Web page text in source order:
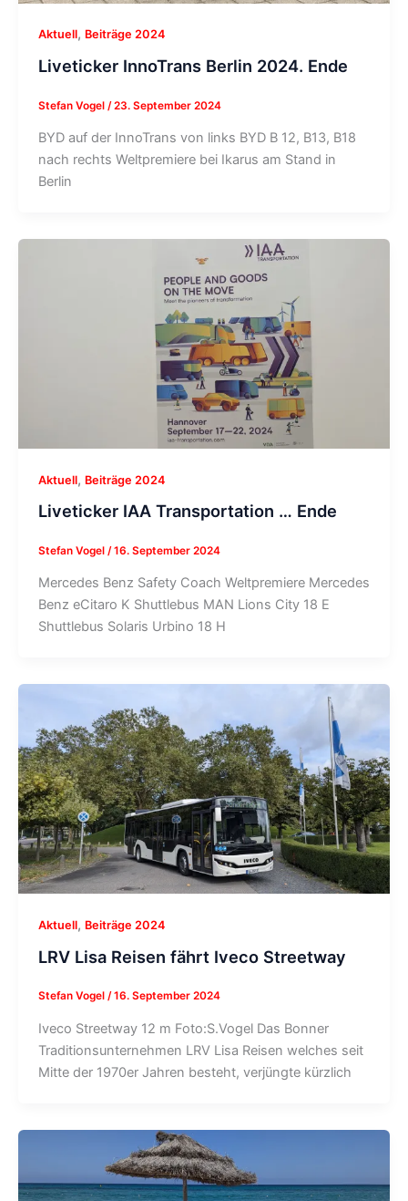
Aktuell, Beiträge 2024
Liveticker InnoTrans Berlin 2024. Ende
Stefan Vogel /23. September 2024
BYD auf der InnoTrans von links BYD B 12, B13, B18
nach rechts Weltpremiere bei Ikarus am Stand in
Berlin
Aktuell, Beiträge 2024
Liveticker IAA Transportation … Ende
Stefan Vogel /16. September 2024
Mercedes Benz Safety Coach Weltpremiere Mercedes
Benz eCitaro K Shuttlebus MAN Lions City 18 E
Shuttlebus Solaris Urbino 18 H
Aktuell, Beiträge 2024
LRV Lisa Reisen fährt Iveco Streetway
Stefan Vogel /16. September 2024
Iveco Streetway 12 m Foto:S.Vogel Das Bonner
Traditionsunternehmen LRV Lisa Reisen welches seit
Mitte der 1970er Jahren besteht, verjüngte kürzlich